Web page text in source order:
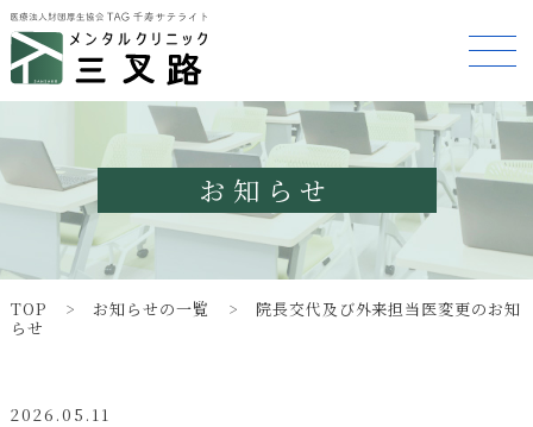
お知らせ
TOP お知らせの一覧
院長交代及び外来担当医変更のお知
らせ
2026.05.11